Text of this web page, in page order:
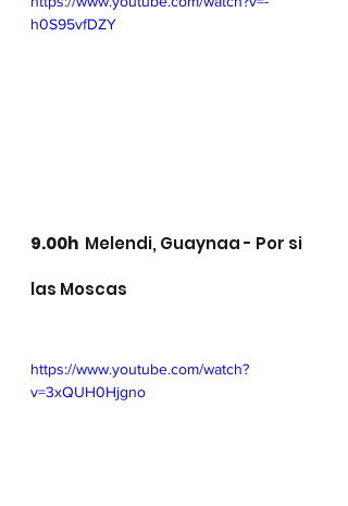
h0S95vfDZY
9.00h Melendi, Guaynaa - Por si
las Moscas
https://www.youtube.com/watch?
v=3xQUH0Hjgno